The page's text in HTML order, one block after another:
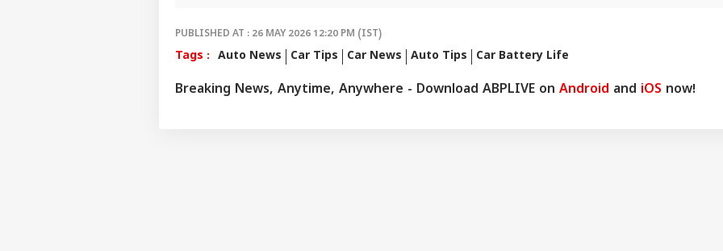
Network)కు చెందిన తెలుగు డిజిటల్ మీడియా ఏబీపీ దేశంలో గత నాలుగేళ్ల నుంచి న్యూస్
పనిచేస్తున్నారు.
PUBLISHED AT : 26 MAY 2026 12:20 PM (IST)
Tags : Auto News Car Tips Car News Auto Tips Car Battery Life
Breaking News, Anytime, Anywhere - Download ABPLIVE on Android and iOS now!